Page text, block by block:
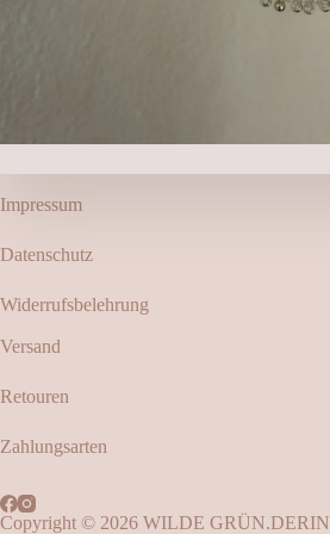
Impressum
Datenschutz
Widerrufsbelehrung
Versand
Retouren
Zahlungsarten
Copyright © 2026 WILDE GRÜN.DERIN